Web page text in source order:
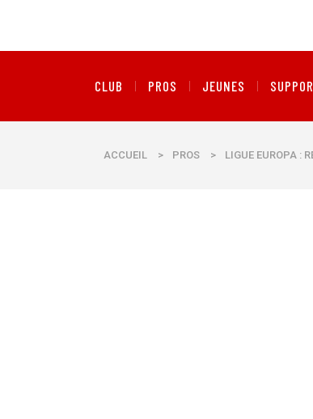
CLUB PROS JEUNES
ACCUEIL > PROS > LIGUE EUROPA :